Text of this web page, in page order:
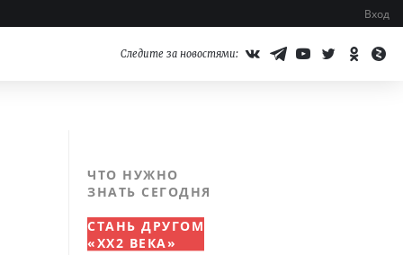
Вход
Следите за новостями:
ЧТО НУЖНО
ЗНАТЬ СЕГОДНЯ
СТАНЬ ДРУГОМ
«XX2 ВЕКА»